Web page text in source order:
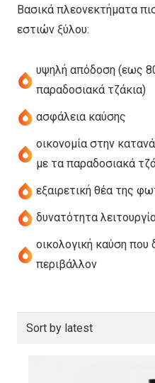
Βασικά πλεονεκτήματα
εστιών ξύλου:
υψηλή απόδοση (εως
παραδοσιακά τζάκια)
ασφάλεια καύσης
οικονομία στην
με τα παραδοσιακά
εξαιρετική θέα της
δυνατότητα
οικολογική καύση που
περιβάλλον